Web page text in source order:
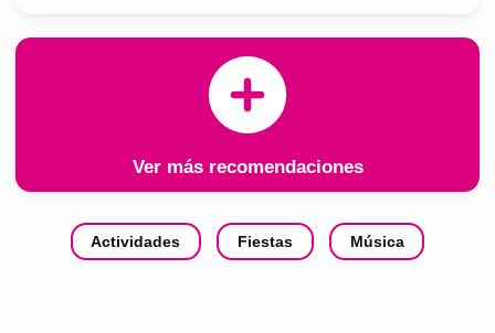
Ver más recomendaciones
Actividades Fiestas Música